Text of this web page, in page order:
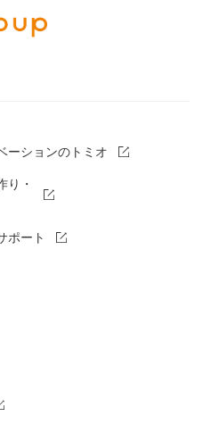
ーションのトミオ
り・
ポート